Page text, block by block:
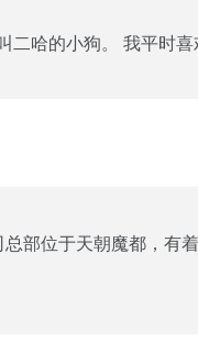
哈的小狗。 我平时喜
部位于天朝魔都，有